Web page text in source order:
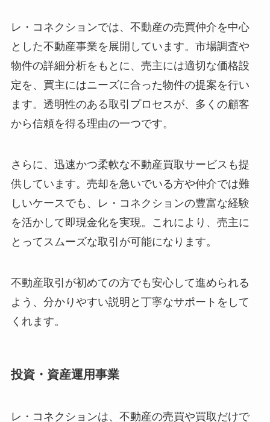
レ・コネクションでは、不動産の売買仲介を中心
とした不動産事業を展開しています。市場調査や
物件の詳細分析をもとに、売主には適切な価格設
定を、買主にはニーズに合った物件の提案を行い
ます。透明性のある取引プロセスが、多くの顧客
から信頼を得る理由の一つです。
さらに、迅速かつ柔軟な不動産買取サービスも提
供しています。売却を急いでいる方や仲介では難
しいケースでも、レ・コネクションの豊富な経験
を活かして即現金化を実現。これにより、売主に
とってスムーズな取引が可能になります。
不動産取引が初めての方でも安心して進められる
よう、分かりやすい説明と丁寧なサポートをして
くれます。
投資・資産運用事業
レ・コネクションは、不動産の売買や買取だけで